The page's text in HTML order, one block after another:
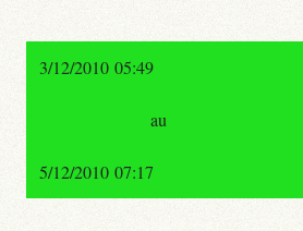
3/12/2010 05:49
au
5/12/2010 07:17